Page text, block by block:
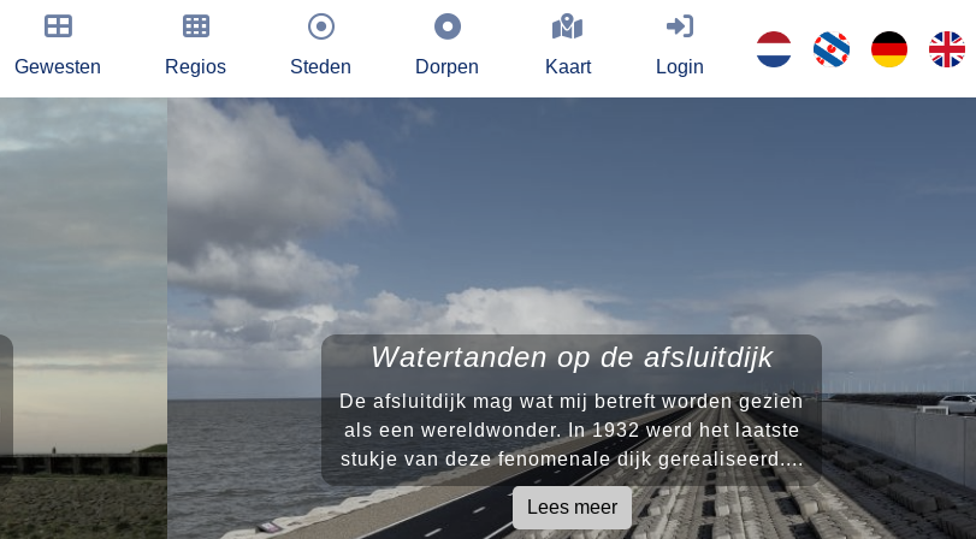
Gewesten Regios Steden Dorpen Kaart Login
Watertanden op de afsluitdijk
De afsluitdijk mag wat mij betreft worden gezien
als een wereldwonder. In 1932 werd het laatste
stukje van deze fenomenale dijk gerealiseerd....
Lees meer